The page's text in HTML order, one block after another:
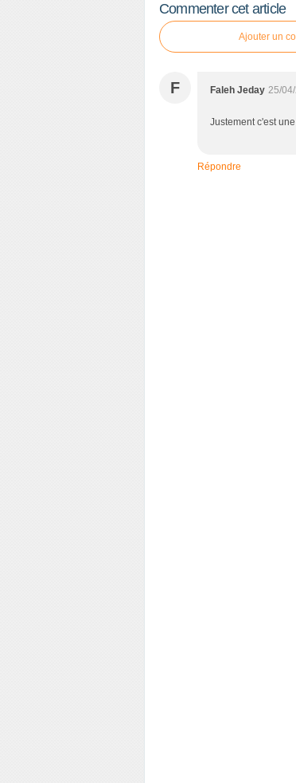
Commenter cet article
Ajouter un
F Faleh Jeday 25/
Justement c'est
Répondre